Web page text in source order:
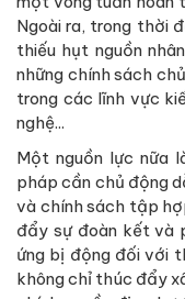
Ngoài ra, trong thời
thiếu hụt nguồn
những chính sách
trong các lĩnh vực
nghệ...
Một nguồn lực nữa
pháp cần chủ động
và chính sách tập
đẩy sự đoàn kết và
ứng bị động đối với
không chỉ thúc đẩy